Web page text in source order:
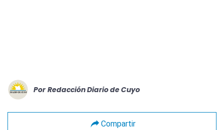
Por Redacción Diario de Cuyo
Compartir